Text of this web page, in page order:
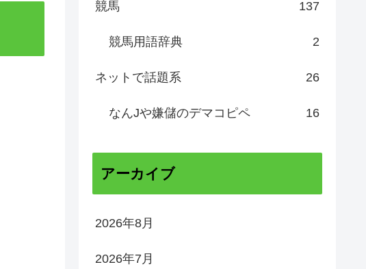
競馬 137
競馬用語辞典 2
ネットで話題系 26
なんJや嫌儲のデマコピペ 16
アーカイブ
2026年8月
2026年7月